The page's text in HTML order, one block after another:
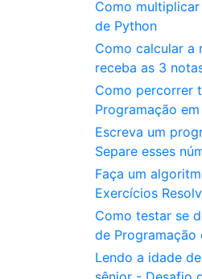
Como
de Python
Como calcular a
receba as 3
Como percorrer
Programação
Escreva um
Separe esses
Faça um
Exercícios
Como testar se
de Programação
Lendo a idade